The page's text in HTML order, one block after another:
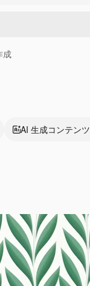
成
AI 生成コンテンツ